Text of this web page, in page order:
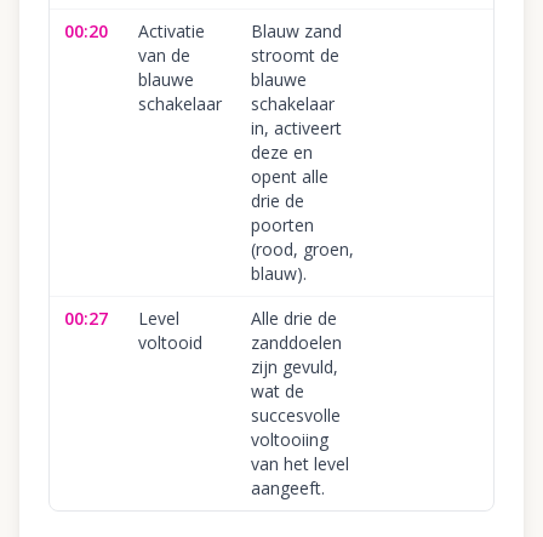
00:20
Activatie
van de
blauwe
schakelaar
Blauw zand
stroomt de
blauwe
schakelaar
in, activeert
deze en
opent alle
drie de
poorten
(rood, groen,
blauw).
00:27
Level
voltooid
Alle drie de
zanddoelen
zijn gevuld,
wat de
succesvolle
voltooiing
van het level
aangeeft.